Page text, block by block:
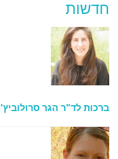
חדשות
ברכות לד"ר הגר סרולוביץ'!